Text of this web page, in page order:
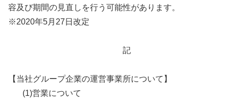
容及び期間の見直しを行う可能性があります。
※2020年5月27日改定
記
【当社グループ企業の運営事業所について】
(1)営業について